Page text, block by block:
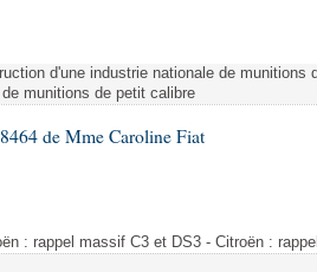
des lois
d'une industrie nationale de munitions
munitions de petit calibre
de Mme Caroline Fiat
: rappel massif C3 et DS3 - Citroën :